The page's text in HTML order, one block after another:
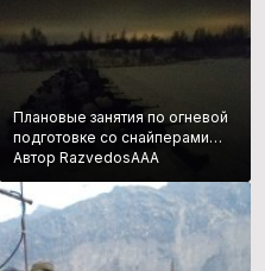
Плановые занятия по огневой
подготовке со снайперами
одного из подразделений МО
Автор RazvedosAAA